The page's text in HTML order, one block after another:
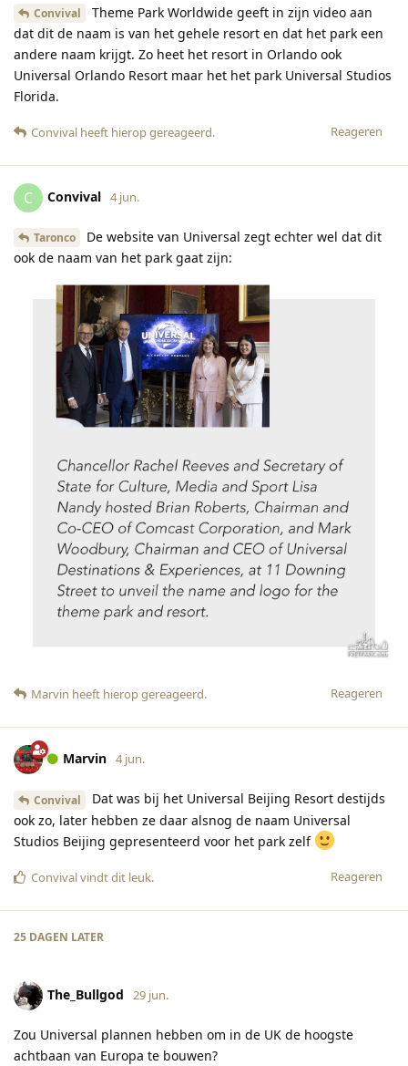
Convival
Theme Park Worldwide geeft in zijn video aan
dat dit de naam is van het gehele resort en dat het park een
andere naam krijgt. Zo heet het resort in Orlando ook
Universal Orlando Resort maar het het park Universal Studios
Florida.
Reageren
Convival heeft hierop gereageerd.
C Convival 4 jun.
Taronco
De website van Universal zegt echter wel dat dit
ook de naam van het park gaat zijn:
Reageren
Marvin heeft hierop gereageerd.
Marvin 4 jun.
Convival
Dat was bij het Universal Beijing Resort destijds
ook zo, later hebben ze daar alsnog de naam Universal
Studios Beijing gepresenteerd voor het park zelf
Reageren
Convivalvindt dit leuk.
25 DAGEN LATER
The_Bullgod 29 jun.
Zou Universal plannen hebben om in de UK de hoogste
achtbaan van Europa te bouwen?